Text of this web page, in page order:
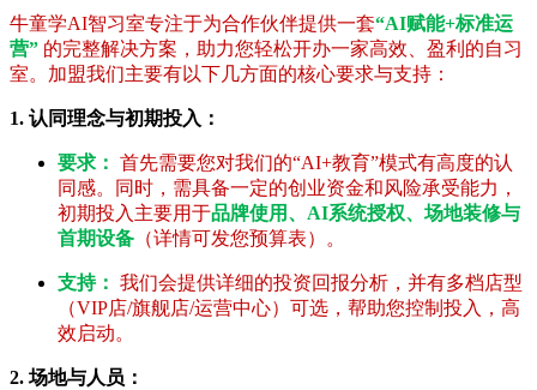
牛童学AI智习室专注于为合作伙伴提供一套“AI赋能+标准运
营” 的完整解决方案，助力您轻松开办一家高效、盈利的自习
室。加盟我们主要有以下几方面的核心要求与支持：
1. 认同理念与初期投入：
要求： 首先需要您对我们的“AI+教育”模式有高度的认
同感。同时，需具备一定的创业资金和风险承受能力，
初期投入主要用于品牌使用、AI系统授权、场地装修与
首期设备 （详情可发您预算表）。
支持： 我们会提供详细的投资回报分析，并有多档店型
（VIP店/旗舰店/运营中心）可选，帮助您控制投入，高
效启动。
2. 场地与人员：